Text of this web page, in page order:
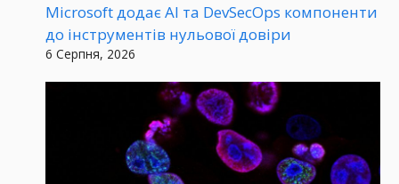
Microsoft додає AI та DevSecOps компоненти
до інструментів нульової довіри
6 Серпня, 2026